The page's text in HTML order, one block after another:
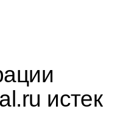
истек